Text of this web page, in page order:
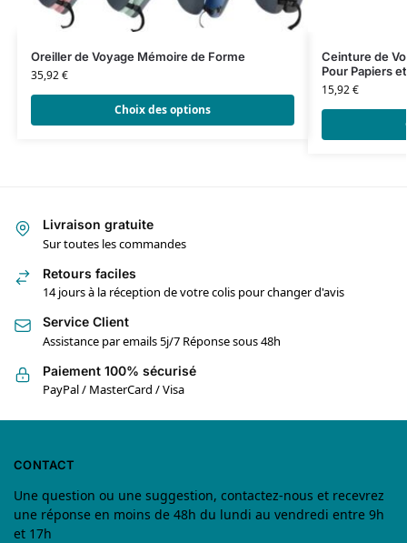
Oreiller de Voyage Mémoire de Forme
35,92€
Choix des options
Ceinture de
Pour Papiers
15,92€
Livraison gratuite
Sur toutes les commandes
Retours faciles
14 jours à la réception de votre colis pour changer d'avis
Service Client
Assistance par emails 5j/7 Réponse sous 48h
Paiement 100% sécurisé
PayPal / MasterCard / Visa
CONTACT
Une question ou une suggestion, contactez-nous et recevrez
une réponse en moins de 48h du lundi au vendredi entre 9h
et 17h